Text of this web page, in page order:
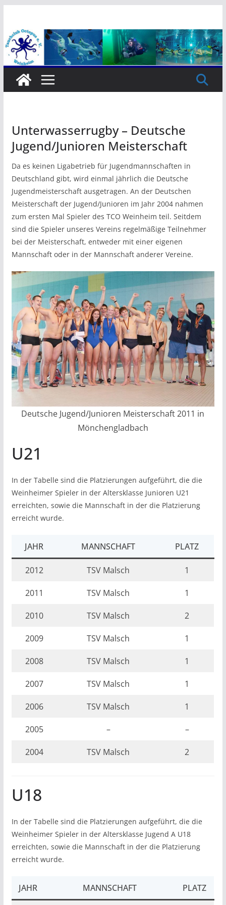
springen
Unterwasserrugby – Deutsche
Jugend/Junioren Meisterschaft
Da es keinen Ligabetrieb für Jugendmannschaften in
Deutschland gibt, wird einmal jährlich die Deutsche
Jugendmeisterschaft ausgetragen. An der Deutschen
Meisterschaft der Jugend/Junioren im Jahr 2004 nahmen
zum ersten Mal Spieler des TCO Weinheim teil. Seitdem
sind die Spieler unseres Vereins regelmäßige Teilnehmer
bei der Meisterschaft, entweder mit einer eigenen
Mannschaft oder in der Mannschaft anderer Vereine.
Deutsche Jugend/Junioren Meisterschaft 2011 in
Mönchengladbach
U21
In der Tabelle sind die Platzierungen aufgeführt, die die
Weinheimer Spieler in der Altersklasse Junioren U21
erreichten, sowie die Mannschaft in der die Platzierung
erreicht wurde.
JAHR MANNSCHAFT PLATZ
2012 TSV Malsch 1
2011 TSV Malsch 1
2010 TSV Malsch 2
2009 TSV Malsch 1
2008 TSV Malsch 1
2007 TSV Malsch 1
2006 TSV Malsch 1
2005 – –
2004 TSV Malsch 2
U18
In der Tabelle sind die Platzierungen aufgeführt, die die
Weinheimer Spieler in der Altersklasse Jugend A U18
erreichten, sowie die Mannschaft in der die Platzierung
erreicht wurde.
JAHR MANNSCHAFT PLATZ